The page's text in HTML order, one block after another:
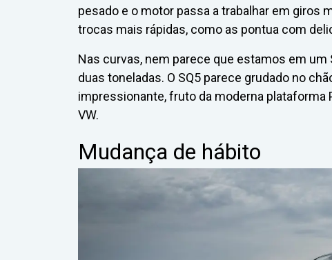
pesado e o motor passa a trabalhar em giros
trocas mais rápidas, como as pontua com
Nas curvas, nem parece que estamos em
duas toneladas. O SQ5 parece grudado no
impressionante, fruto da moderna plataforma
VW.
Mudança de hábito